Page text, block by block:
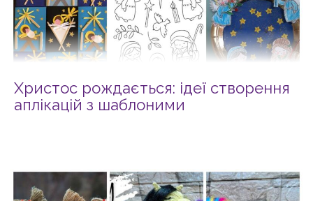
Христос рождається: ідеї створення
аплікацій з шаблоними